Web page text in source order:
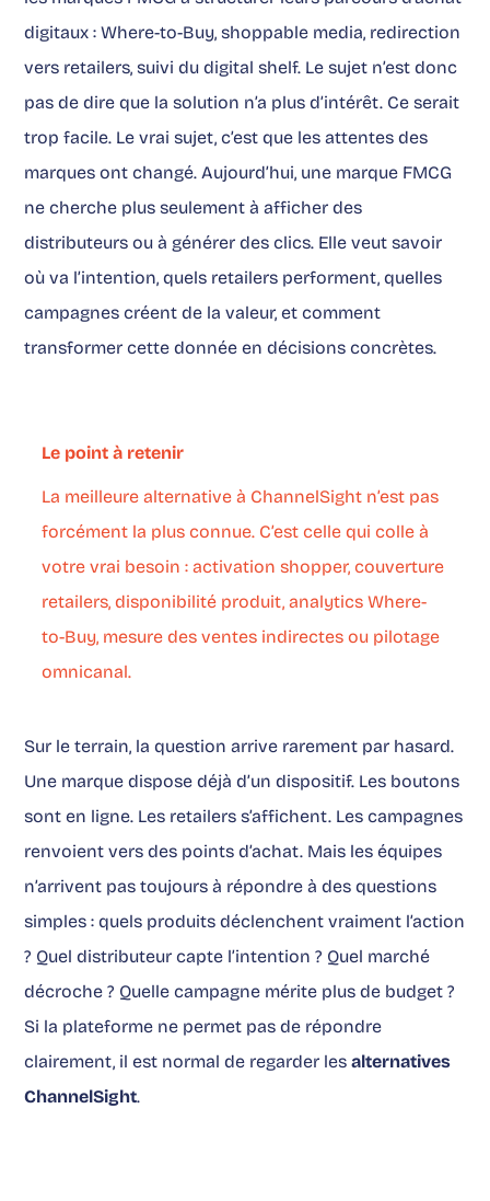
digitaux : Where-to-Buy, shoppable media, redirection
vers retailers, suivi du digital shelf. Le sujet n’est donc
pas de dire que la solution n’a plus d’intérêt. Ce serait
trop facile. Le vrai sujet, c’est que les attentes des
marques ont changé. Aujourd’hui, une marque FMCG
ne cherche plus seulement à afficher des
distributeurs ou à générer des clics. Elle veut savoir
où va l’intention, quels retailers performent, quelles
campagnes créent de la valeur, et comment
transformer cette donnée en décisions concrètes.
Le point à retenir
La meilleure alternative à ChannelSight n’est pas
forcément la plus connue. C’est celle qui colle à
votre vrai besoin : activation shopper, couverture
retailers, disponibilité produit, analytics Where-
to-Buy, mesure des ventes indirectes ou pilotage
omnicanal.
Sur le terrain, la question arrive rarement par hasard.
Une marque dispose déjà d’un dispositif. Les boutons
sont en ligne. Les retailers s’affichent. Les campagnes
renvoient vers des points d’achat. Mais les équipes
n’arrivent pas toujours à répondre à des questions
simples : quels produits déclenchent vraiment l’action
? Quel distributeur capte l’intention ? Quel marché
décroche ? Quelle campagne mérite plus de budget ?
Si la plateforme ne permet pas de répondre
clairement, il est normal de regarder lesalternatives
ChannelSight.